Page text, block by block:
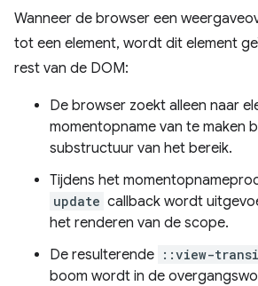
Wanneer de browser een
tot een element, wordt dit element
rest van de DOM:
De browser zoekt alleen naar
momentopname van te maken
substructuur van het bereik.
Tijdens het
update callback wordt
het renderen van de scope.
De resulterende ::view-
boom wordt in de